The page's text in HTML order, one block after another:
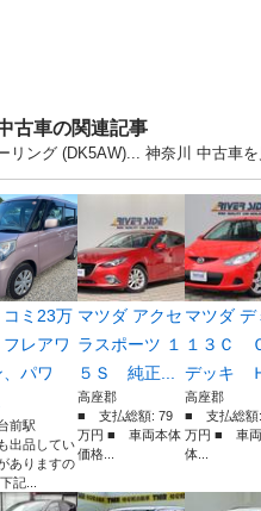
古車の関連記事
リング (DK5AW)... 神奈川 中古車
コミ23万
フレアワ
、パワ
前駅
出品してい
ありますの
記...
マツダ アクセ
ラスポーツ １
５Ｓ 純正...
高座郡
■ 支払総額: 79
万円 ■ 車両本体
価格...
マツダ デ
１３Ｃ
デッキ
高座郡
■ 支払総額
万円 ■ 車
体...